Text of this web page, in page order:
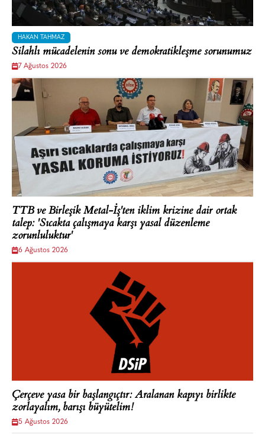
HAKAN TAHMAZ
Silahlı mücadelenin sonu ve demokratikleşme sorunumuz
7 Ağustos 2026
TTB ve Birleşik Metal-İş'ten iklim krizine dair ortak
talep: 'Sıcakta çalışmaya karşı yasal düzenleme
zorunluluktur'
6 Ağustos 2026
Çerçeve yasa bir başlangıçtır: Aralanan kapıyı birlikte
zorlayalım, barışı büyütelim!
5 Ağustos 2026